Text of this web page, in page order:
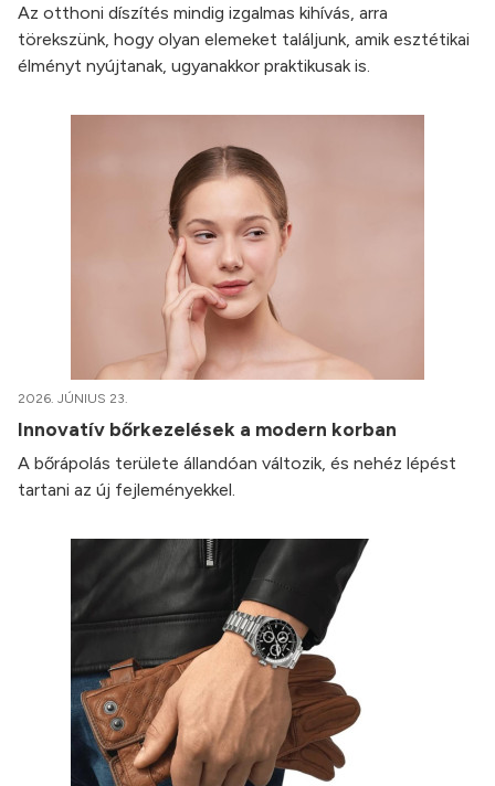
Az otthoni díszítés mindig izgalmas kihívás, arra
törekszünk, hogy olyan elemeket találjunk, amik esztétikai
élményt nyújtanak, ugyanakkor praktikusak is.
2026. JÚNIUS 23.
Innovatív bőrkezelések a modern korban
A bőrápolás területe állandóan változik, és nehéz lépést
tartani az új fejleményekkel.